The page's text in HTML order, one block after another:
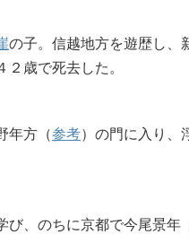
の子。信越地方を遊歴し、
歳で死去した。
年方（参考）の門に入り、
び、のちに京都で今尾景年